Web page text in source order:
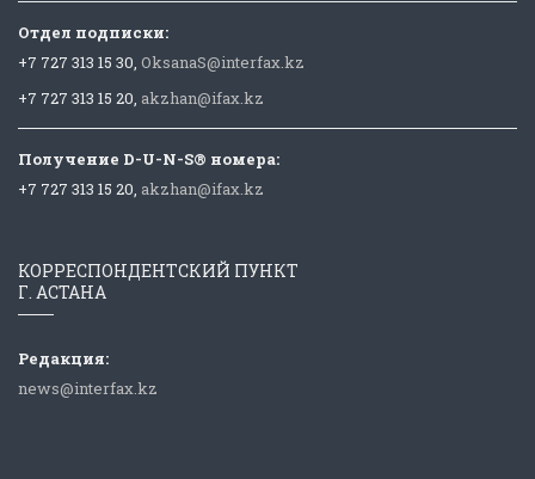
Отдел подписки:
+7 727 313 15 30, OksanaS@interfax.kz
+7 727 313 15 20, akzhan@ifax.kz
Получение D-U-N-S® номера:
+7 727 313 15 20, akzhan@ifax.kz
КОРРЕСПОНДЕНТСКИЙ ПУНКТ
Г. АСТАНА
Редакция:
news@interfax.kz